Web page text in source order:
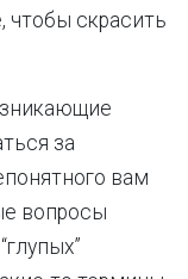
чтобы скрасить
за
вам
вопросы